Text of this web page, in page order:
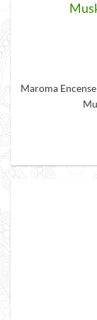
Maroma